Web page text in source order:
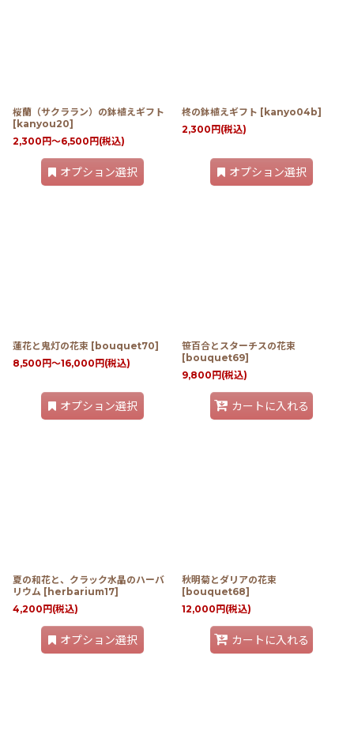
桜蘭（サクララン）の鉢植えギフト
[ kanyou20]
2,300 円～6,500 円 (税込)
オプション選択
柊の鉢植えギフト [ kanyo04b]
2,300 円 (税込)
オプション選択
蓮花と鬼灯の花束 [ bouquet70]
8,500 円～16,000 円 (税込)
オプション選択
笹百合とスターチスの花束
[ bouquet69]
9,800 円 (税込)
カートに入れる
夏の和花と、クラック水晶のハーバ
リウム [ herbarium17]
4,200 円 (税込)
オプション選択
秋明菊とダリアの花束
[ bouquet68]
12,000 円 (税込)
カートに入れる